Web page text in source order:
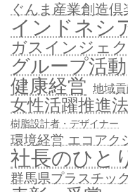
ぐんま産業創造倶
インドネシ
ガスインジェ
グループ活動
健康経営 地域
女性活躍推進
樹脂設計者・デザイナー
環境経営 エコアク
社長のひと
群馬県プラスチッ